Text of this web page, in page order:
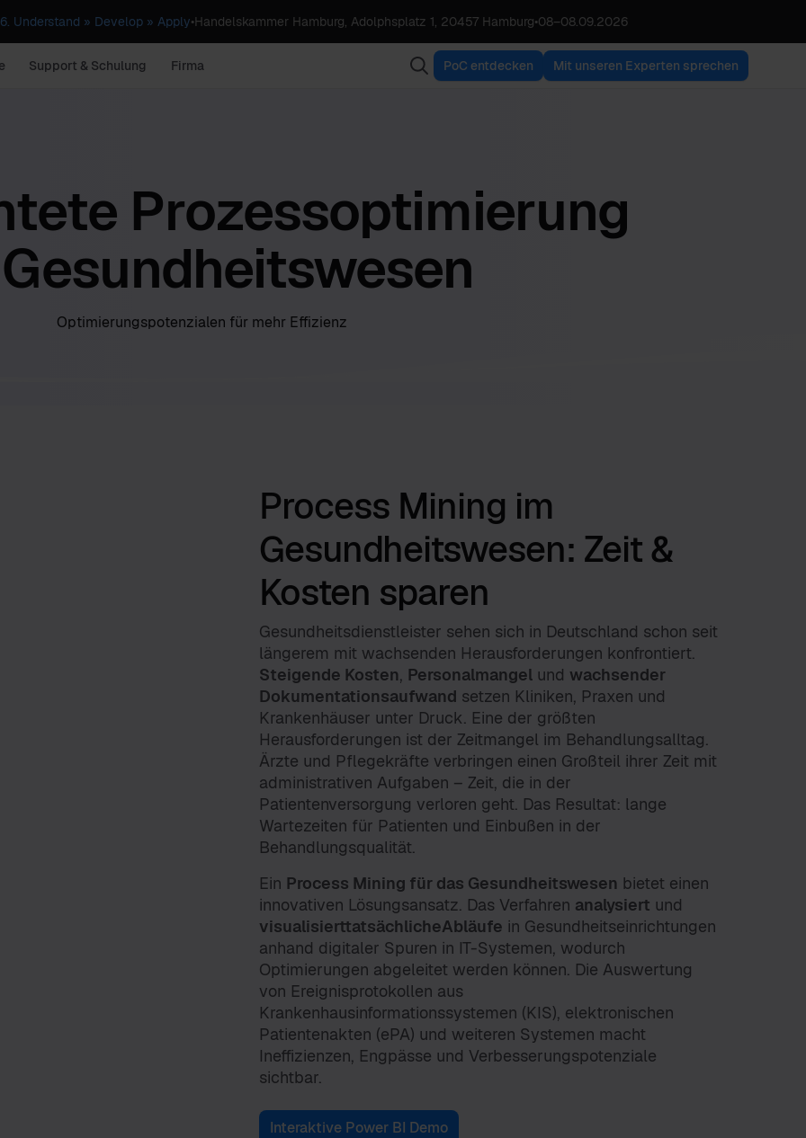
Understand » Develop » Apply•Handelskammer Hamburg, Adolphsplatz 1, 20457 Hamburg•08–08.09.2026
Support & Schulung Firma PoC entdecken Mit unseren Experten sprechen
Prozessoptimierung
Optimierungspotenzialen für mehr Effizienz
Process Mining im
Gesundheitswesen: Zeit &
Kosten sparen
Gesundheitsdienstleister sehen sich in Deutschland schon seit
längerem mit wachsenden Herausforderungen konfrontiert.
Steigende Kosten, Personalmangelund wachsender
Dokumentationsaufwand setzen Kliniken, Praxen und
Krankenhäuser unter Druck. Eine der größten
Herausforderungen ist der Zeitmangel im Behandlungsalltag.
Ärzte und Pflegekräfte verbringen einen Großteil ihrer Zeit mit
administrativen Aufgaben – Zeit, die in der
Patientenversorgung verloren geht. Das Resultat: lange
Wartezeiten für Patienten und Einbußen in der
Behandlungsqualität.
Ein Process Mining für das Gesundheitswesen bietet einen
innovativen Lösungsansatz. Das Verfahren analysiert und
visualisierttatsächlicheAbläufe in Gesundheitseinrichtungen
anhand digitaler Spuren in IT-Systemen, wodurch
Optimierungen abgeleitet werden können. Die Auswertung
von Ereignisprotokollen aus
Krankenhausinformationssystemen (KIS), elektronischen
Patientenakten (ePA) und weiteren Systemen macht
Ineffizienzen, Engpässe und Verbesserungspotenziale
sichtbar.
Interaktive Power BI Demo